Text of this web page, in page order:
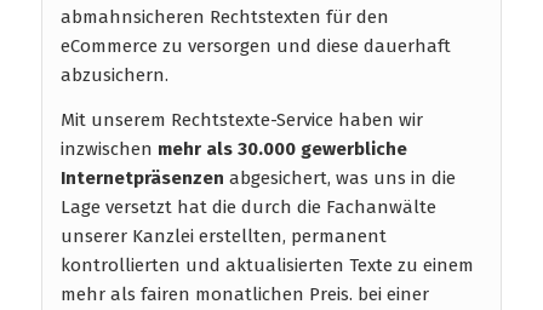
abmahnsicheren Rechtstexten für den
eCommerce zu versorgen und diese dauerhaft
abzusichern.
Mit unserem Rechtstexte-Service haben wir
inzwischen mehr als 30.000 gewerbliche
Internetpräsenzen abgesichert, was uns in die
Lage versetzt hat die durch die Fachanwälte
unserer Kanzlei erstellten, permanent
kontrollierten und aktualisierten Texte zu einem
mehr als fairen monatlichen Preis. bei einer